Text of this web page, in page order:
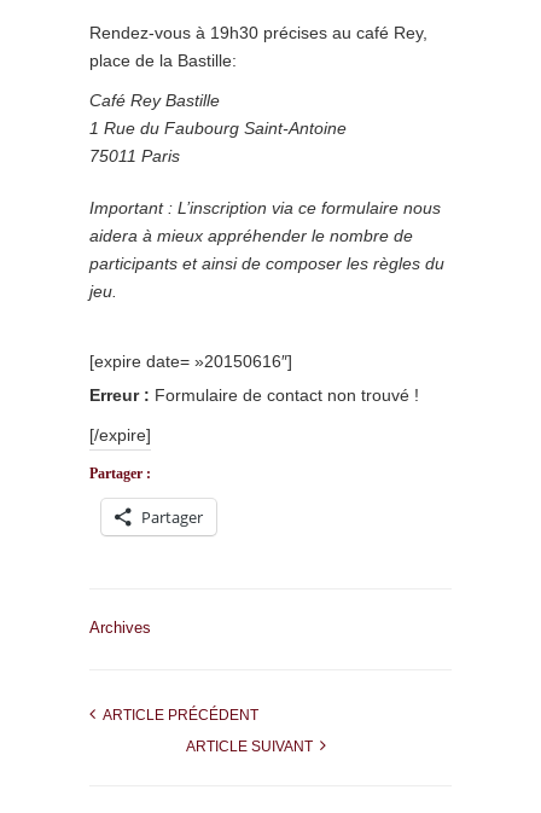
Rendez-vous à 19h30 précises au café Rey,
place de la Bastille:
Café Rey Bastille
1 Rue du Faubourg Saint-Antoine
75011 Paris
Important : L’inscription via ce formulaire nous
aidera à mieux appréhender le nombre de
participants et ainsi de composer les règles du
jeu.
[expire date= »20150616″]
Erreur : Formulaire de contact non trouvé !
[/expire]
Partager :
Partager
Archives
ARTICLE PRÉCÉDENT
ARTICLE SUIVANT